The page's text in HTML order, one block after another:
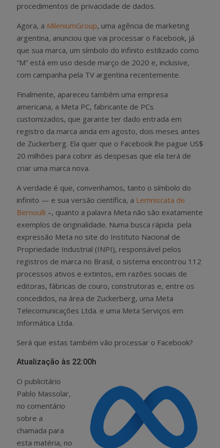
procedimentos de privacidade de dados.
Agora, a MileniumGroup, uma agência de marketing
argentina, anunciou que vai processar o Facebook, já
que sua marca, um símbolo do infinito estilizado como
“M” está em uso desde março de 2020 e, inclusive,
com campanha pela TV argentina recentemente.
Finalmente, apareceu também uma empresa
americana, a Meta PC, fabricante de PCs
customizados, que garante ter dado entrada em
registro da marca ainda em agosto, dois meses antes
de Zuckerberg. Ela quer que o Facebook lhe pague US$
20 milhões para cobrir as despesas que ela terá de
criar uma marca nova.
A verdade é que, convenhamos, tanto o símbolo do
infinito — e sua versão científica, a Lemniscata de
Bernoulli –, quanto a palavra Meta não são exatamente
exemplos de originalidade. Numa busca rápida pela
expressão Meta no site do Instituto Nacional de
Propriedade Industrial (INPI), responsável pelos
registros de marca no Brasil, o sistema encontrou 112
processos ativos e extintos, em razões sociais de
editoras, fábricas de couro, construtoras e, entre os
concedidos, na área de Zuckerberg, uma Meta
Telecomunicações Ltda. e uma Meta Serviços em
Informática Ltda.
Será que estas também vão processar o Facebook?
Atualização às 22:00h
O publicitário
Pablo Massolar,
no comentário
sobre a
chamada para
esta matéria, no